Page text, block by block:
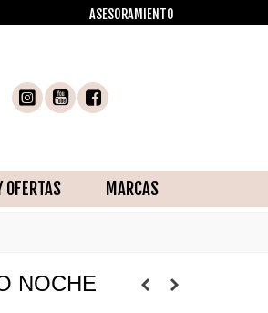
ASESORAMIENTO
OFERTAS MARCAS
NOCHE